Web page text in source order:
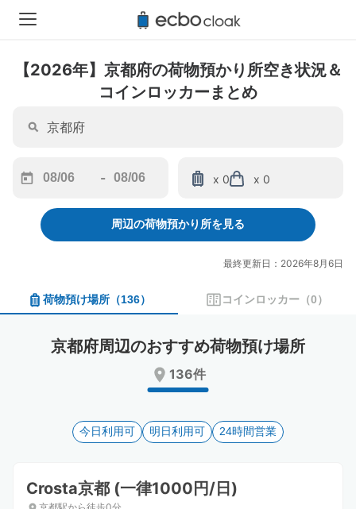
【2026年】京都府の荷物預かり所空き状況＆
コインロッカーまとめ
forward
interact
calendar
and
date.
keyboard
-
backward
to
interact
and
a
date.
mark
key
the
keyboard
x 0 x 0
周辺の荷物預かり所を見る
最終更新日：2026年8月6日
荷物預け場所 （136） コインロッカー （0）
京都府周辺のおすすめ荷物預け場所
136件
今日利用可 明日利用可 24時間営業
Crosta京都 (一律1000円/日)